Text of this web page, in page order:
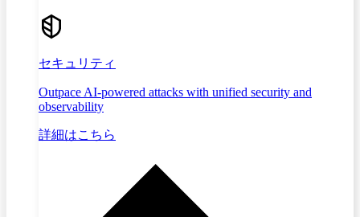
セキュリティ
Outpace AI-powered attacks with unified security and
observability
詳細はこちら